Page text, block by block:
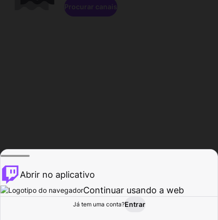
Procurar Atividade
Procurar canais
Abrir no aplicativo
Continuar usando a web
Já tem uma conta?Entrar